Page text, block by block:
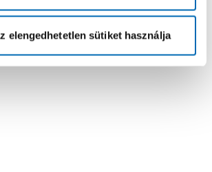
elengedhetetlen sütiket használja